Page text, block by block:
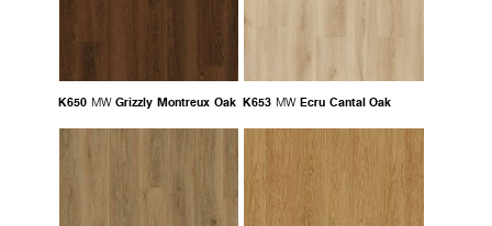
K650 MW Grizzly Montreux Oak K653 MW Ecru Cantal Oak